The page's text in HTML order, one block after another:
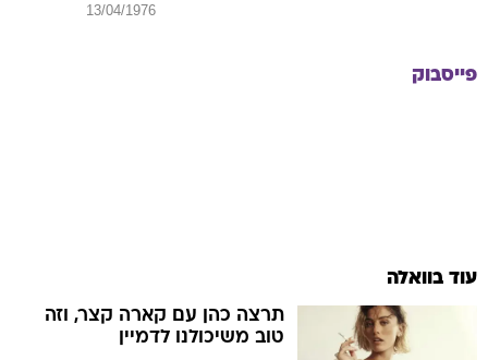
13/04/1976
פייסבוק
עוד בוואלה
תרצה כהן עם קארה קצר, וזה
טוב משיכולנו לדמיין